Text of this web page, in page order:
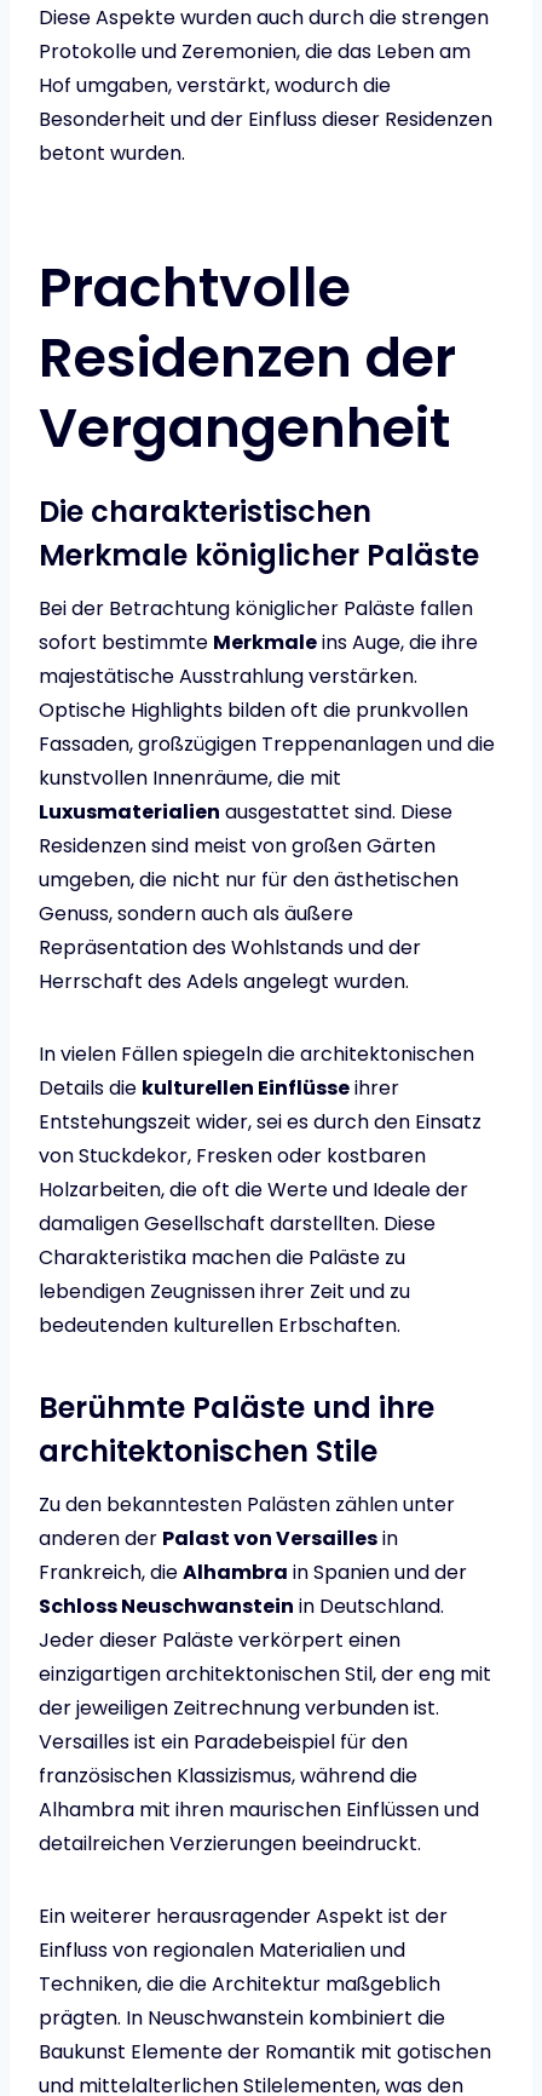
Diese Aspekte wurden auch durch die strengen
Protokolle und Zeremonien, die das Leben am
Hof umgaben, verstärkt, wodurch die
Besonderheit und der Einfluss dieser Residenzen
betont wurden.
Prachtvolle
Residenzen der
Vergangenheit
Die charakteristischen
Merkmale königlicher Paläste
Bei der Betrachtung königlicher Paläste fallen
sofort bestimmte Merkmaleins Auge, die ihre
majestätische Ausstrahlung verstärken.
Optische Highlights bilden oft die prunkvollen
Fassaden, großzügigen Treppenanlagen und die
kunstvollen Innenräume, die mit
Luxusmaterialien ausgestattet sind. Diese
Residenzen sind meist von großen Gärten
umgeben, die nicht nur für den ästhetischen
Genuss, sondern auch als äußere
Repräsentation des Wohlstands und der
Herrschaft des Adels angelegt wurden.
In vielen Fällen spiegeln die architektonischen
Details die kulturellen Einflüsseihrer
Entstehungszeit wider, sei es durch den Einsatz
von Stuckdekor, Fresken oder kostbaren
Holzarbeiten, die oft die Werte und Ideale der
damaligen Gesellschaft darstellten. Diese
Charakteristika machen die Paläste zu
lebendigen Zeugnissen ihrer Zeit und zu
bedeutenden kulturellen Erbschaften.
Berühmte Paläste und ihre
architektonischen Stile
Zu den bekanntesten Palästen zählen unter
anderen der Palast von Versaillesin
Frankreich, dieAlhambra in Spanien und der
Schloss Neuschwanstein in Deutschland.
Jeder dieser Paläste verkörpert einen
einzigartigen architektonischen Stil, der eng mit
der jeweiligen Zeitrechnung verbunden ist.
Versailles ist ein Paradebeispiel für den
französischen Klassizismus, während die
Alhambra mit ihren maurischen Einflüssen und
detailreichen Verzierungen beeindruckt.
Ein weiterer herausragender Aspekt ist der
Einfluss von regionalen Materialien und
Techniken, die die Architektur maßgeblich
prägten. In Neuschwanstein kombiniert die
Baukunst Elemente der Romantik mit gotischen
und mittelalterlichen Stilelementen, was den